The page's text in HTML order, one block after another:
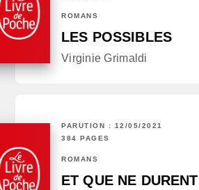
ROMANS
LES POSSIBLES
Virginie Grimaldi
PARUTION : 12/05/2021
384 PAGES
ROMANS
ET QUE NE DURENT